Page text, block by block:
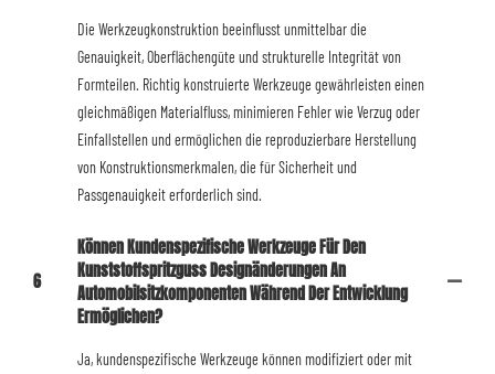
Die Werkzeugkonstruktion beeinflusst unmittelbar die
Genauigkeit, Oberflächengüte und strukturelle Integrität von
Formteilen. Richtig konstruierte Werkzeuge gewährleisten einen
gleichmäßigen Materialfluss, minimieren Fehler wie Verzug oder
Einfallstellen und ermöglichen die reproduzierbare Herstellung
von Konstruktionsmerkmalen, die für Sicherheit und
Passgenauigkeit erforderlich sind.
6
Können Kundenspezifische Werkzeuge Für Den
Kunststoffspritzguss Designänderungen An
Automobilsitzkomponenten Während Der Entwicklung
Ermöglichen?
Ja, kundenspezifische Werkzeuge können modifiziert oder mit